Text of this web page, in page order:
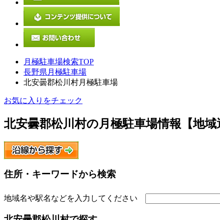
月極駐車場検索TOP
長野県月極駐車場
北安曇郡松川村月極駐車場
お気に入りをチェック
北安曇郡松川村の月極駐車場情報【地域
住所・キーワードから検索
地域名や駅名などを入力してください